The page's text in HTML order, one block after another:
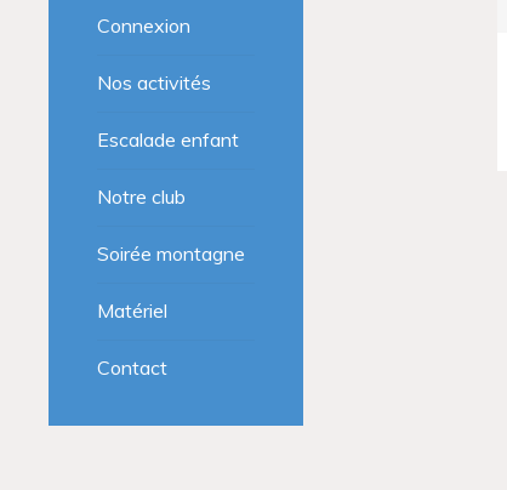
Connexion
Nos activités
Escalade enfant
Notre club
Soirée montagne
Matériel
Contact